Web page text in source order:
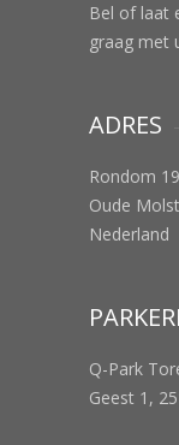
Bel of laat
graag met
ADRES
Rondom
Oude
Nederland
Q-Park
Geest 1,